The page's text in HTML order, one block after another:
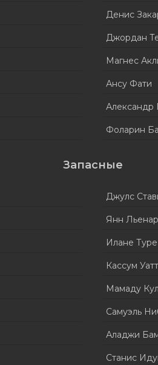
Денис
Джордан
Магнес
Ансу Фати
Александр
Фоларин
Запасные
Джулс
Янн
Илане Туре
Кассум
Мамаду
Самуэль
Аладжи
Станис